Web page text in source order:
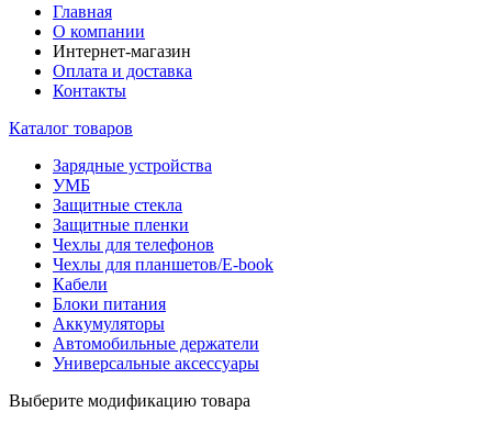
Главная
О компании
Интернет-магазин
Оплата и доставка
Контакты
Каталог товаров
Зарядные устройства
УМБ
Защитные стекла
Защитные пленки
Чехлы для телефонов
Чехлы для планшетов/E-book
Кабели
Блоки питания
Аккумуляторы
Автомобильные держатели
Универсальные аксессуары
Выберите модификацию товара